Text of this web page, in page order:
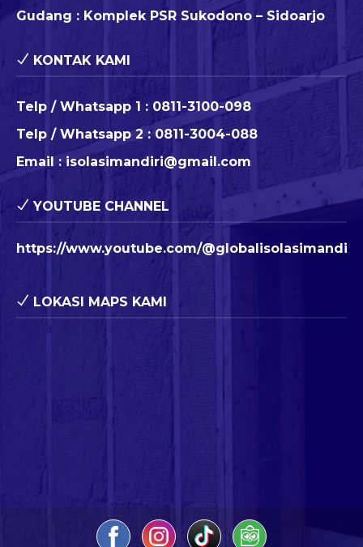
Gudang : Komplek PSR Sukodono – Sidoarjo
KONTAK KAMI
Telp / Whatsapp 1 : 0811-3100-098
Telp / Whatsapp 2 : 0811-3004-088
Email : isolasimandiri@gmail.com
YOUTUBE CHANNEL
https://www.youtube.com/@globalisolasimandiri
LOKASI MAPS KAMI